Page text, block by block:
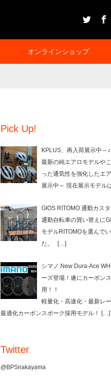
オンラインショップ
Pick Up!
KPLUS、再入荷展示中～♪
最新の純エアロモデルや
った通気性を強化したエ
展示中～ 現在展示モデル
GIOS RITOMO 通勤カス
通勤自転車の買い替えに
モデルRITOMOを選んで
た。
[…]
シマノ New Dura-Ace
ーズ登場！遂にカーボン
用！！
軽量化・高速化・最新レ
最適化カーボンスポーク採用モデル！
[…]
Twitter
@BPSnakayama